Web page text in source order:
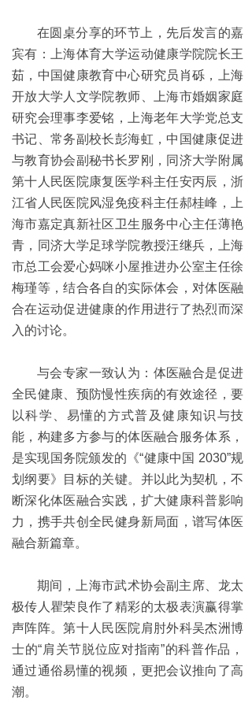
在圆桌分享的环节上， 先后发言的嘉
宾有：上海体育大学运动健康学院院长王
茹，中国健康教育中心研究员肖砾，上海
开放大学人文学院教师、上海市婚姻家庭
研究会理事李爱铭，上海老年大学党总支
书记、常务副校长彭海虹，中国健康促进
与教育协会副秘书长罗刚，同济大学附属
第十人民医院康复医学科主任安丙辰，浙
江省人民医院风湿免疫科主任郝桂峰，上
海市嘉定真新社区卫生服务中心主任薄艳
青，同济大学足球学院教授汪继兵，上海
市总工会爱心妈咪小屋推进办公室主任徐
梅瑾等，结合各自的实际体会，对体医融
合在运动促进健康的作用进行了热烈而深
入的讨论。
与会专家一致认为：体医融合是促进
全民健康、预防慢性疾病的有效途径，要
以科学、易懂的方式普及健康知识与技
能，构建多方参与的体医融合服务体系，
是实现国务院颁发的《“健康中国 2030”规
划纲要》目标的关键。并以此为契机，不
断深化体医融合实践，扩大健康科普影响
力，携手共创全民健身新局面，谱写体医
融合新篇章。
期间，上海市武术协会副主席、龙太
极传人瞿荣良作了精彩的太极表演赢得掌
声阵阵。第十人民医院肩肘外科吴杰洲博
士的“肩关节脱位应对指南”的科普作品，
通过通俗易懂的视频，更把会议推向了高
潮。